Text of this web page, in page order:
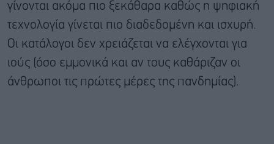
γίνονται ακόμα πιο ξεκάθαρα καθώς η ψηφιακή
τεχνολογία γίνεται πιο διαδεδομένη και ισχυρή.
Οι κατάλογοι δεν χρειάζεται να ελέγχονται για
ιούς (όσο εμμονικά και αν τους καθάριζαν οι
άνθρωποι τις πρώτες μέρες της πανδημίας).